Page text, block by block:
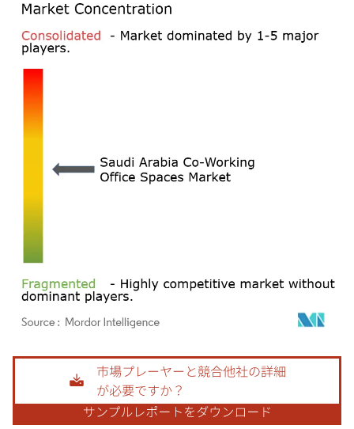
画像 © Mordor Intelligence。再利用にはCC BY 4.0の表示が必要です。